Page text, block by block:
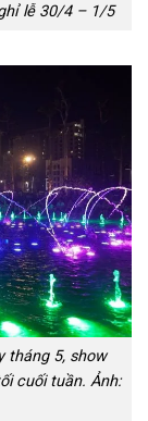
lễ 30/4 – 1/5
tháng 5, show
cuối tuần. Ảnh: